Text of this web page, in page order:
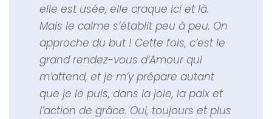
elle est usée, elle craque ici et là.
Mais le calme s’établit peu à peu. On
approche du but ! Cette fois, c’est le
grand rendez-vous d’Amour qui
m’attend, et je m’y prépare autant
que je le puis, dans la joie, la paix et
l’action de grâce. Oui, toujours et plus